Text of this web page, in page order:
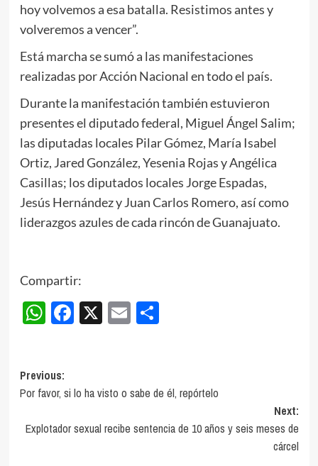
hoy volvemos a esa batalla. Resistimos antes y
volveremos a vencer”.
Está marcha se sumó a las manifestaciones
realizadas por Acción Nacional en todo el país.
Durante la manifestación también estuvieron
presentes el diputado federal, Miguel Ángel Salim;
las diputadas locales Pilar Gómez, María Isabel
Ortiz, Jared González, Yesenia Rojas y Angélica
Casillas; los diputados locales Jorge Espadas,
Jesús Hernández y Juan Carlos Romero, así como
liderazgos azules de cada rincón de Guanajuato.
Compartir:
WhatsApp
Facebook
X EmailCompartir
Post
navigation
Previous:
Por favor, si lo ha visto o sabe de él, repórtelo
Next:
Explotador sexual recibe sentencia de 10 años y seis meses de
cárcel